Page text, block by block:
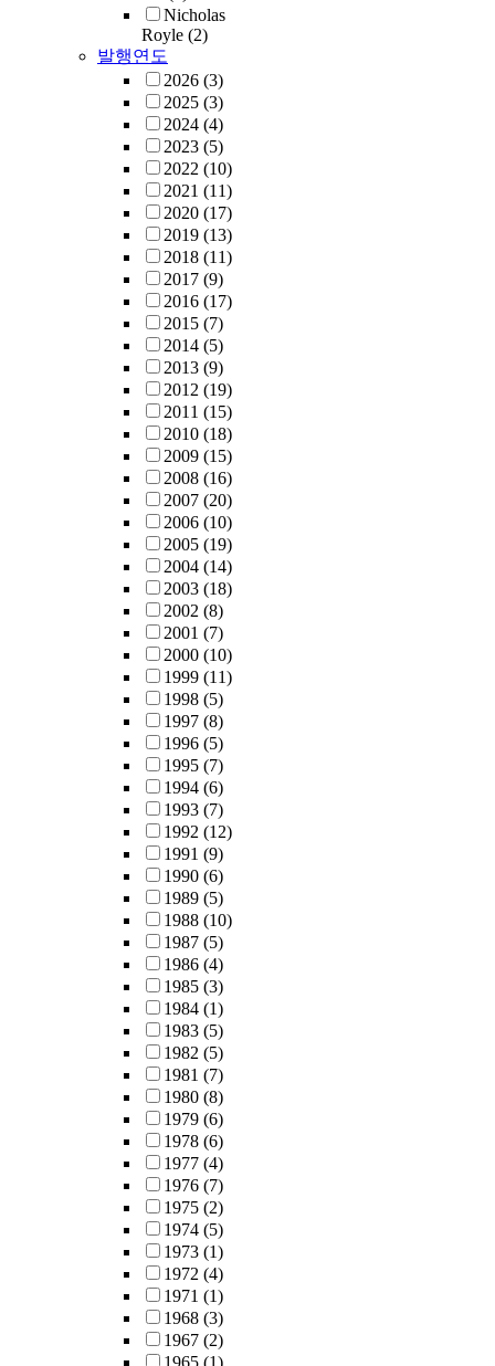
Nicholas
Royle (2)
발행연도
2026 (3)
2025 (3)
2024 (4)
2023 (5)
2022 (10)
2021 (11)
2020 (17)
2019 (13)
2018 (11)
2017 (9)
2016 (17)
2015 (7)
2014 (5)
2013 (9)
2012 (19)
2011 (15)
2010 (18)
2009 (15)
2008 (16)
2007 (20)
2006 (10)
2005 (19)
2004 (14)
2003 (18)
2002 (8)
2001 (7)
2000 (10)
1999 (11)
1998 (5)
1997 (8)
1996 (5)
1995 (7)
1994 (6)
1993 (7)
1992 (12)
1991 (9)
1990 (6)
1989 (5)
1988 (10)
1987 (5)
1986 (4)
1985 (3)
1984 (1)
1983 (5)
1982 (5)
1981 (7)
1980 (8)
1979 (6)
1978 (6)
1977 (4)
1976 (7)
1975 (2)
1974 (5)
1973 (1)
1972 (4)
1971 (1)
1968 (3)
1967 (2)